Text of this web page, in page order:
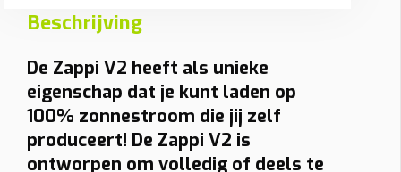
Beschrijving
De Zappi V2 heeft als unieke
eigenschap dat je kunt laden op
100% zonnestroom die jij zelf
produceert! De Zappi V2 is
ontworpen om volledig of deels te